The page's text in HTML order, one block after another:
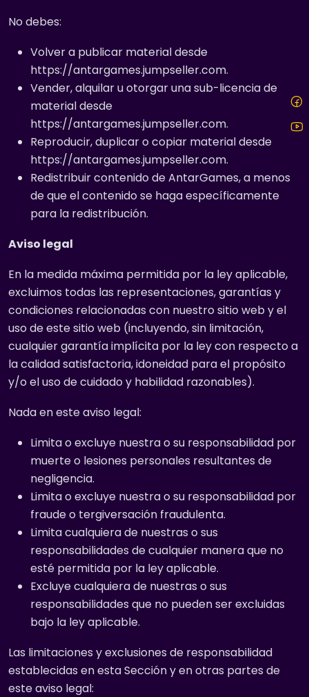
No debes:
Volver a publicar material desde
https://antargames.jumpseller.com.
Vender, alquilar u otorgar una sub-licencia de
material desde
https://antargames.jumpseller.com.
Reproducir, duplicar o copiar material desde
https://antargames.jumpseller.com.
Redistribuir contenido de AntarGames, a menos
de que el contenido se haga específicamente
para la redistribución.
Aviso legal
En la medida máxima permitida por la ley aplicable,
excluimos todas las representaciones, garantías y
condiciones relacionadas con nuestro sitio web y el
uso de este sitio web (incluyendo, sin limitación,
cualquier garantía implícita por la ley con respecto a
la calidad satisfactoria, idoneidad para el propósito
y/o el uso de cuidado y habilidad razonables).
Nada en este aviso legal:
Limita o excluye nuestra o su responsabilidad por
muerte o lesiones personales resultantes de
negligencia.
Limita o excluye nuestra o su responsabilidad por
fraude o tergiversación fraudulenta.
Limita cualquiera de nuestras o sus
responsabilidades de cualquier manera que no
esté permitida por la ley aplicable.
Excluye cualquiera de nuestras o sus
responsabilidades que no pueden ser excluidas
bajo la ley aplicable.
Las limitaciones y exclusiones de responsabilidad
establecidas en esta Sección y en otras partes de
este aviso legal: